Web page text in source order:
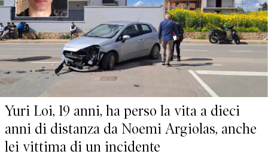
Yuri Loi, 19 anni, ha perso la vita a dieci
anni di distanza da Noemi Argiolas, anche
lei vittima di un incidente